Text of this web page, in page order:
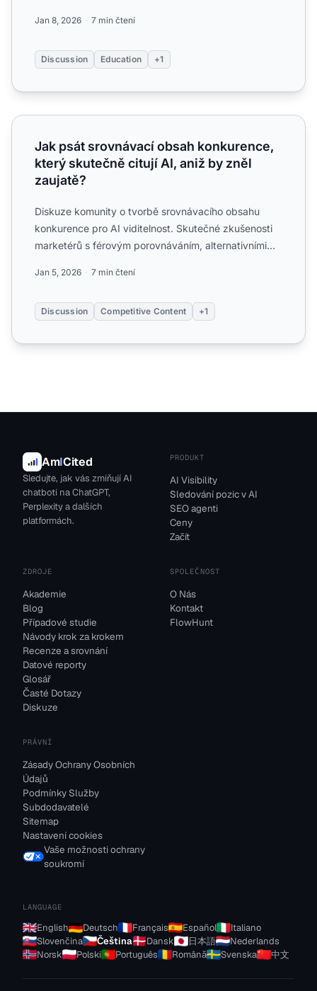
Jan 8, 2026 7 min čtení
Discussion Education +1
Jak psát srovnávací obsah konkurence, který skutečně
Jak psát srovnávací obsah konkurence,
který skutečně citují AI, aniž by zněl
zaujatě?
Diskuze komunity o tvorbě srovnávacího obsahu
konkurence pro AI viditelnost. Skutečné zkušenosti
marketérů s férovým porovnáváním, alternativními
Jan 5, 2026 7 min čtení
Discussion Competitive Content +1
AmICited
Sledujte, jak vás zmiňují AI
chatboti na ChatGPT,
Perplexity a dalších
platformách.
PRODUKT
AI Visibility
Sledování pozic v AI
SEO agenti
Ceny
Začít
ZDROJE
Akademie
Blog
Případové studie
Návody krok za krokem
Recenze a srovnání
Datové reporty
Glosář
Časté Dotazy
Diskuze
SPOLEČNOST
O Nás
Kontakt
FlowHunt
PRÁVNÍ
Zásady Ochrany Osobních
Údajů
Podmínky Služby
Subdodavatelé
Sitemap
Nastavení cookies
Vaše možnosti ochrany
soukromí
LANGUAGE
English Deutsch Français Español
Italiano
Slovenčina
Čeština Dansk 日本語
Nederlands
Norsk
Polski Português Română Svenska 中文